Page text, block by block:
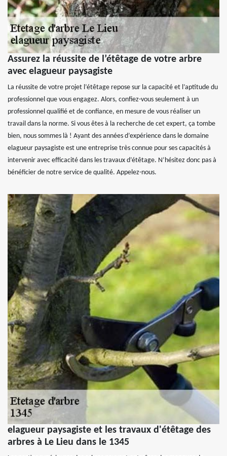
Assurez la réussite de l’étêtage de votre arbre
avec elagueur paysagiste
La réussite de votre projet l’étêtage repose sur la capacité et l’aptitude du
professionnel que vous engagez. Alors, confiez-vous seulement à un
professionnel qualifié et de confiance, en mesure de vous réaliser un
travail dans la norme. Si vous êtes à la recherche de cet expert, ça tombe
bien, nous sommes là ! Ayant des années d’expérience dans le domaine
elagueur paysagiste est une entreprise très connue pour ses capacités à
intervenir avec efficacité dans les travaux d’étêtage. N’hésitez donc pas à
bénéficier de notre service de qualité. Appelez-nous.
elagueur paysagiste et les travaux d'étêtage des
arbres à Le Lieu dans le 1345